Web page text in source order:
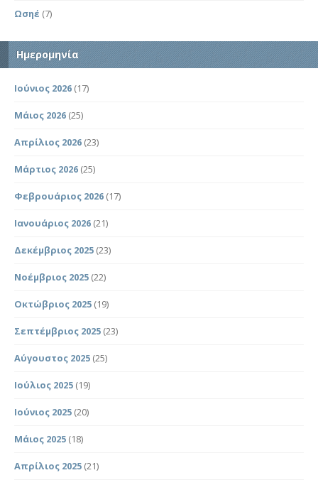
Ωσηέ (7)
Ημερομηνία
Ιούνιος 2026 (17)
Μάιος 2026 (25)
Απρίλιος 2026 (23)
Μάρτιος 2026 (25)
Φεβρουάριος 2026 (17)
Ιανουάριος 2026 (21)
Δεκέμβριος 2025 (23)
Νοέμβριος 2025 (22)
Οκτώβριος 2025 (19)
Σεπτέμβριος 2025 (23)
Αύγουστος 2025 (25)
Ιούλιος 2025 (19)
Ιούνιος 2025 (20)
Μάιος 2025 (18)
Απρίλιος 2025 (21)